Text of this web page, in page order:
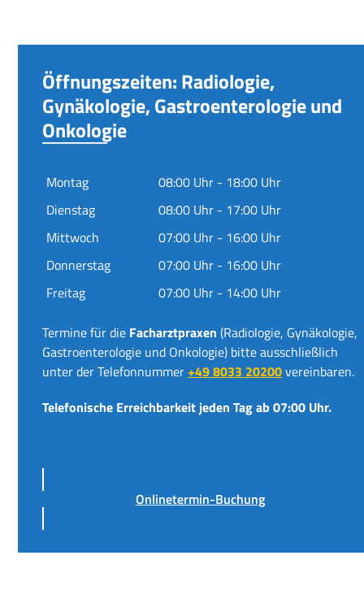
Öffnungszeiten: Radiologie,
Gynäkologie, Gastroenterologie und
Onkologie
Montag
08:00 Uhr - 18:00 Uhr
Dienstag
08:00 Uhr - 17:00 Uhr
Mittwoch
07:00 Uhr - 16:00 Uhr
Donnerstag
07:00 Uhr - 16:00 Uhr
Freitag
07:00 Uhr - 14:00 Uhr
Termine für die Facharztpraxen (Radiologie, Gynäkologie,
Gastroenterologie und Onkologie) bitte ausschließlich
unter der Telefonnummer+49 8033 20200vereinbaren.
Telefonische Erreichbarkeit jeden Tag ab 07:00 Uhr.
Onlinetermin-Buchung